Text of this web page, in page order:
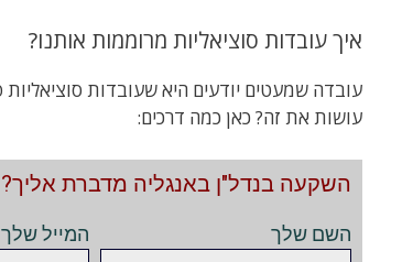
איך עובדות סוציאליות מרוממות אותנו?
עובדה שמעטים יודעים היא שעובדות
עושות את זה? כאן כמה דרכים:
השקעה בנדל"ן באנגליה מדברת
השם שלך המייל שלך